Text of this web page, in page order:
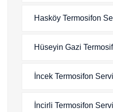
Hasköy Termosifon
Hüseyin Gazi
İncek Termosifon
İncirli Termosifon